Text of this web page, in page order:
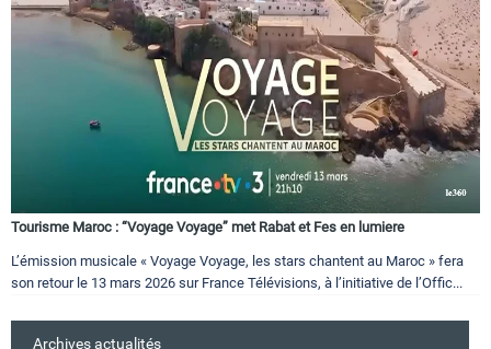
Tourisme Maroc : “Voyage Voyage” met Rabat et Fes en lumiere
L’émission musicale « Voyage Voyage, les stars chantent au Maroc » fera
son retour le 13 mars 2026 sur France Télévisions, à l’initiative de l’Offic...
Archives actualités